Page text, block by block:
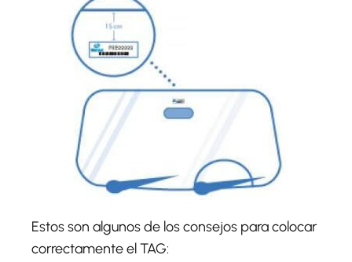
Estos son algunos de los consejos para colocar
correctamente el TAG: